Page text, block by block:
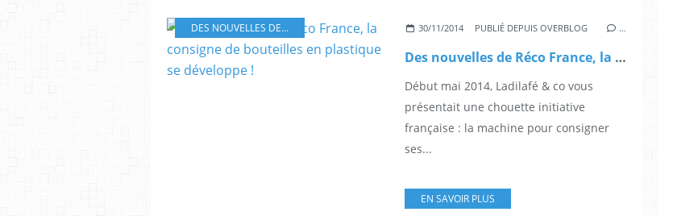
DES NOUVELLES DE... 30/11/2014 PUBLIÉ DEPUIS OVERBLOG …
Des nouvelles de Réco France, la consigne de bouteilles en plastique se développe !
Début mai 2014, Ladilafé & co vous
présentait une chouette initiative
française : la machine pour consigner
ses...
EN SAVOIR PLUS